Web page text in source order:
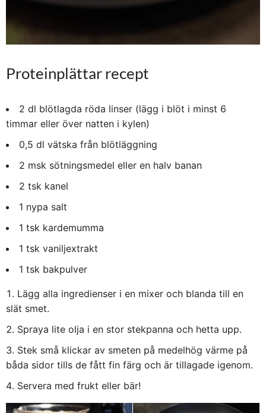
Proteinplättar recept
2 dl blötlagda röda linser (lägg i blöt i minst 6
timmar eller över natten i kylen)
0,5 dl vätska från blötläggning
2 msk sötningsmedel eller en halv banan
2 tsk kanel
1 nypa salt
1 tsk kardemumma
1 tsk vaniljextrakt
1 tsk bakpulver
Lägg alla ingredienser i en mixer och blanda till en
slät smet.
Spraya lite olja i en stor stekpanna och hetta upp.
Stek små klickar av smeten på medelhög värme på
båda sidor tills de fått fin färg och är tillagade igenom.
Servera med frukt eller bär!